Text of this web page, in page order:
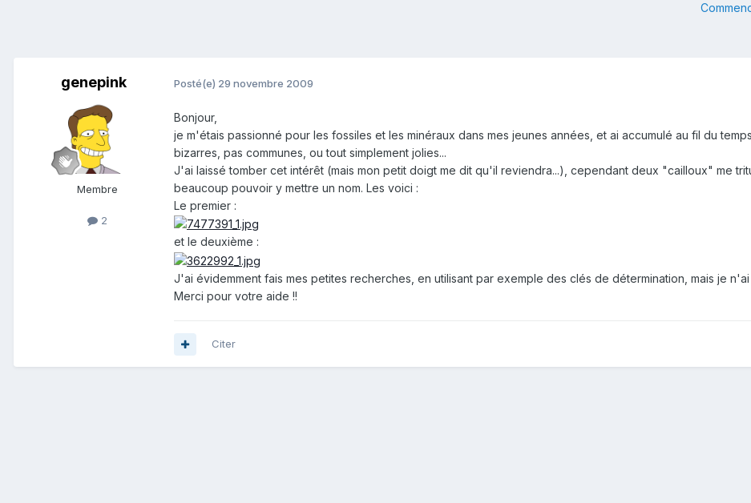
genepink
Membre
2
Posté(e) 29 novembre 2009
Bonjour,
je m'étais passionné pour les fossiles et les minéraux dans mes jeunes années, et ai accumulé au fil du
bizarres, pas communes, ou tout simplement jolies...
J'ai laissé tomber cet intérêt (mais mon petit doigt me dit qu'il reviendra...), cependant deux "cailloux" me
beaucoup pouvoir y mettre un nom. Les voici :
Le premier :
et le deuxième :
J'ai évidemment fais mes petites recherches, en utilisant par exemple des clés de détermination, mais je
Merci pour votre aide !!
Citer